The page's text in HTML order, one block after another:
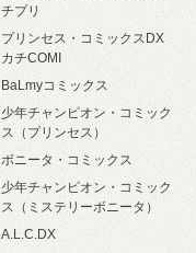
チプリ
プリンセス・コミックスDX
カチCOMI
BaLmyコミックス
少年チャンピオン・コミック
ス（プリンセス）
ボニータ・コミックス
少年チャンピオン・コミック
ス（ミステリーボニータ）
A.L.C.DX